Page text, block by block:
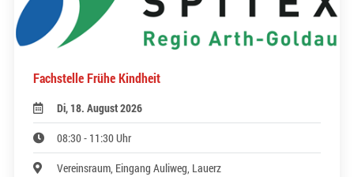
Fachstelle Frühe Kindheit
Di, 18. August 2026
08:30 - 11:30 Uhr
Vereinsraum, Eingang Auliweg, Lauerz